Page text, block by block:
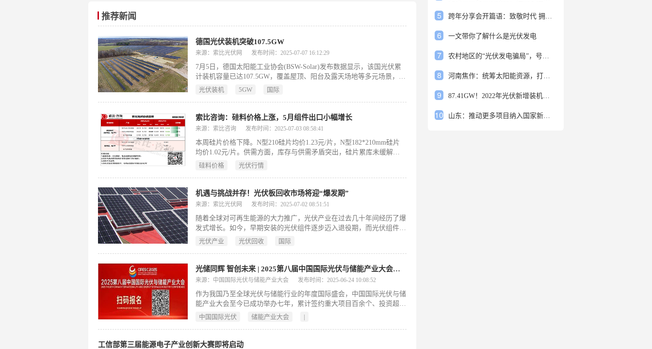
推荐新闻
德国光伏装机突破107.5GW
来源：索比光伏网 发布时间：2025-07-07 16:12:29
7月5日，德国太阳能工业协会(BSW-Solar)发布数据显示，该国光伏累
计装机容量已达107.5GW，覆盖屋顶、阳台及露天场地等多元场景，标
志着德国在2030年实现215GW目标中正式跨越半程节点。
光伏装机 5GW 国际
索比咨询：硅料价格上涨，5月组件出口小幅增长
来源：索比咨询 发布时间：2025-07-03 08:58:41
本周硅片价格下降。N型210硅片均价1.23元/片，N型182*210mm硅片
均价1.02元/片。供需方面，库存与供需矛盾突出，硅片累库未缓解。
下游电池片厂商加速转向210R技术，210R供应增量释放，但终端需求
硅料价格 光伏行情
机遇与挑战并存！光伏板回收市场将迎“爆发期”
来源：索比光伏网 发布时间：2025-07-02 08:51:51
随着全球对可再生能源的大力推广，光伏产业在过去几十年间经历了爆
发式增长。如今，早期安装的光伏组件逐步迈入退役期，而光伏组件回
收市场正迅速崛起。据 Markesandmarkets 报告，2025 年组件回收市场
光伏产业 光伏回收 国际
光储同辉 智创未来 | 2025第八届中国国际光伏与储能产业大会启幕！
来源：中国国际光伏与储能产业大会 发布时间：2025-06-24 10:08:52
作为我国乃至全球光伏与储能行业的年度国际盛会，中国国际光伏与储
能产业大会至今已成功举办七年，累计签约重大项目百余个、投资超千
亿元，为全球光伏与储能行业高质量发展作出了积极贡献，有力促进了
中国国际光伏 储能产业大会 |
工信部第三届能源电子产业创新大赛即将启动
5 跨年分享会开篇语：致敬时代 拥抱变革
6 一文带你了解什么是光伏发电
7 农村地区的“光伏发电骗局”，号称能用屋顶赚钱，不少人已经上当
8 河南焦作：统筹太阳能资源，打造百万千瓦级光伏基地
9 87.41GW！2022年光伏新增装机规模发布
10 山东：推动更多项目纳入国家新增风光大基地项目